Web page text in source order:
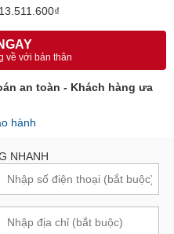
13.511.600₫
về với bản thân
an toàn - Khách hàng ưa
hành
NHANH